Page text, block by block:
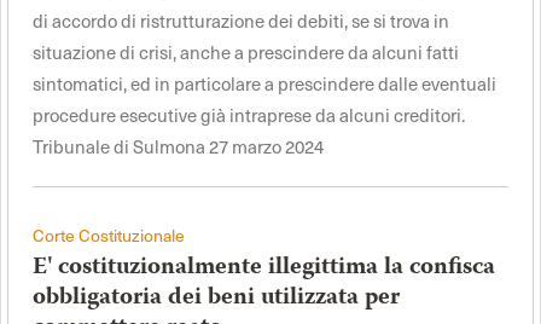
di accordo di ristrutturazione dei debiti, se si trova in
situazione di crisi, anche a prescindere da alcuni fatti
sintomatici, ed in particolare a prescindere dalle eventuali
procedure esecutive già intraprese da alcuni creditori.
Tribunale di Sulmona 27 marzo 2024
Corte Costituzionale
E' costituzionalmente illegittima la confisca
obbligatoria dei beni utilizzata per